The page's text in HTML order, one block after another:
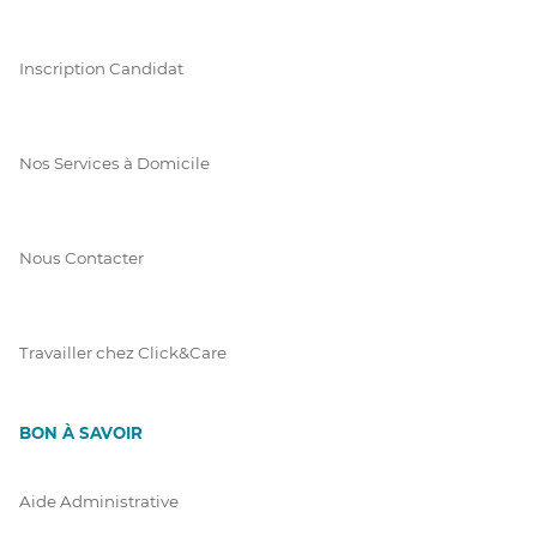
Inscription Candidat
Nos Services à Domicile
Nous Contacter
Travailler chez Click&Care
BON À SAVOIR
Aide Administrative